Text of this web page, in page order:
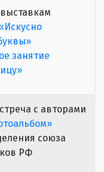
занятие
с авторами
союза
РФ